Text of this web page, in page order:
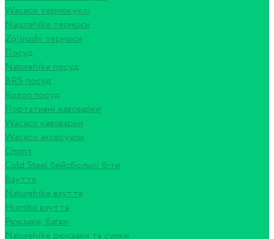
Wacaco термокухлі
Naturehike термоси
Zojirushi термоси
Посуд
Naturehike посуд
BRS посуд
Roxon посуд
Портативні кавоварки
Wacaco кавоварки
Wacaco аксесуари
Спорт
Cold Steel бейсбольні біти
Взуття
Naturehike взуття
Humtto взуття
Рюкзаки, багаж
Naturehike рюкзаки та сумки